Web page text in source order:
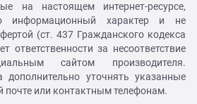
на настоящем интернет-ресурсе,
информационный характер и не
(ст. 437 Гражданского кодекса
ответственности за несоответствие
сайтом производителя.
дополнительно уточнять указанные
почте или контактным телефонам.